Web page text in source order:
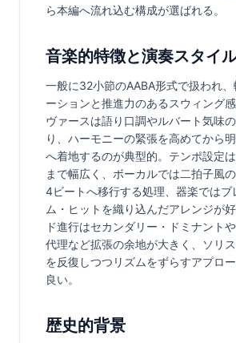
ら本編へ流れ込む構成が選ばれる。
音楽的特徴と演奏スタイ
一般に32小節のAABA形式で扱われ
ーションと推進力のあるスウィング感
ヴァースは語り口調やルバート気味
り、ハーモニーの緊張を高めてから
へ着地するのが典型的。テンポ設定
まで幅広く、ボーカルでは二拍子風
4ビートへ移行する処理、器楽ではブ
ム・ヒットを織り込んだアレンジが
ド進行はセカンダリー・ドミナント
代理など拡張の余地が大きく、ソリ
を反復しつつリズムをずらすアプロ
良い。
歴史的背景